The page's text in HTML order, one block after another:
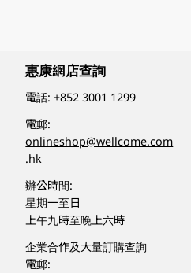
惠康網店查詢
電話:+852 3001 1299
電郵:
onlineshop@wellcome.com
.hk
辦公時間:
星期一至日
上午九時至晚上六時
企業合作及大量訂購查詢
電郵: